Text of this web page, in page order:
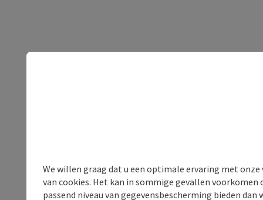
We willen graag dat u een optimale ervaring met
van cookies. Het kan in sommige gevallen voorkomen
passend niveau van gegevensbescherming bieden